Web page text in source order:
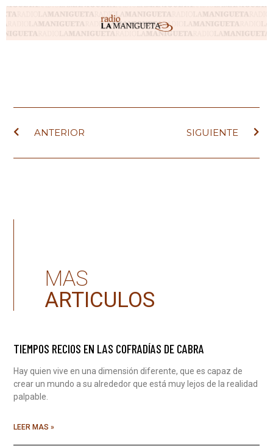
ANTERIOR SIGUIENTE
MAS
ARTICULOS
TIEMPOS RECIOS EN LAS COFRADÍAS DE CABRA
Hay quien vive en una dimensión diferente, que es capaz de
crear un mundo a su alrededor que está muy lejos de la realidad
palpable.
LEER MAS »